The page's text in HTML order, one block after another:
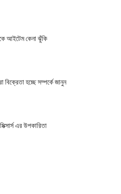
আইটেম কেনা ঝুঁকি
বিক্রেতা হচ্ছে সম্পর্কে জানুন
এর উপকারিতা